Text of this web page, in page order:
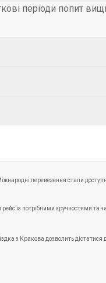
періоди попит
перевезення стали
із потрібними зручностями
з Кракова дозволить дістатися